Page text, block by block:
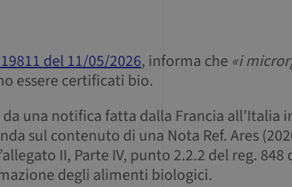
del 11/05/2026, informa che «i
essere certificati bio.
una notifica fatta dalla Francia
sul contenuto di una Nota Ref. Ares
II, Parte IV, punto 2.2.2 del reg.
degli alimenti biologici.